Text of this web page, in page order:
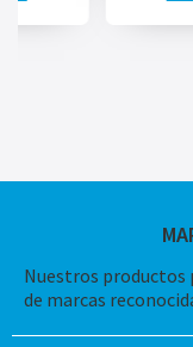
Nuestros productos
de marcas